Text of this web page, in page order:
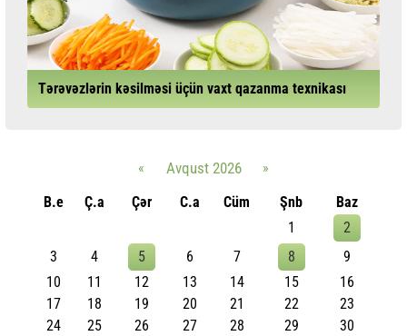
Tərəvəzlərin kəsilməsi üçün vaxt qazanma texnikası
« Avqust 2026
»
B.e
Ç.a Çər C.a Cüm Şnb
Baz
1
2
3
4 5 6 7 8
9
10
11 12 13 14 15
16
17
18 19 20 21 22
23
24
25 26 27 28 29
30